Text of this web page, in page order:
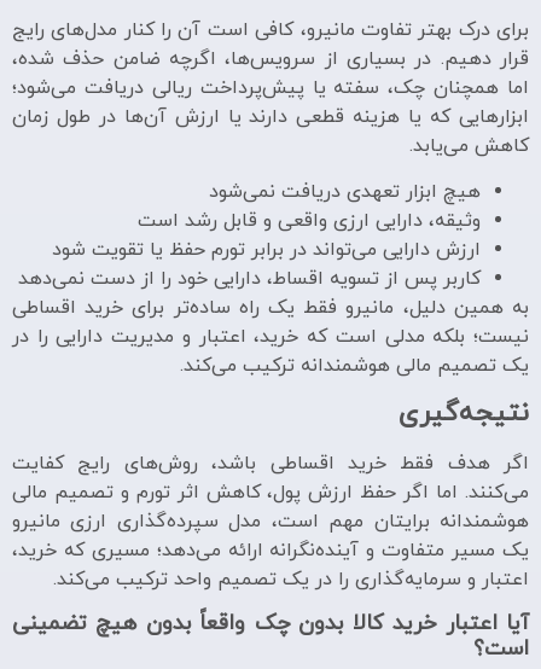
برای درک بهتر تفاوت مانیرو، کافی است آن را کنار مدل‌های رایج
قرار دهیم. در بسیاری از سرویس‌ها، اگرچه ضامن حذف شده،
اما همچنان چک، سفته یا پیش‌پرداخت ریالی دریافت می‌شود؛
ابزارهایی که یا هزینه قطعی دارند یا ارزش آن‌ها در طول زمان
کاهش می‌یابد.
هیچ ابزار تعهدی دریافت نمی‌شود
وثیقه، دارایی ارزی واقعی و قابل رشد است
ارزش دارایی می‌تواند در برابر تورم حفظ یا تقویت شود
کاربر پس از تسویه اقساط، دارایی خود را از دست نمی‌دهد
به همین دلیل، مانیرو فقط یک راه ساده‌تر برای خرید اقساطی
نیست؛ بلکه مدلی است که خرید، اعتبار و مدیریت دارایی را در
یک تصمیم مالی هوشمندانه ترکیب می‌کند.
نتیجه‌گیری
اگر هدف فقط خرید اقساطی باشد، روش‌های رایج کفایت
می‌کنند. اما اگر حفظ ارزش پول، کاهش اثر تورم و تصمیم مالی
هوشمندانه برایتان مهم است، مدل سپرده‌گذاری ارزی مانیرو
یک مسیر متفاوت و آینده‌نگرانه ارائه می‌دهد؛ مسیری که خرید،
اعتبار و سرمایه‌گذاری را در یک تصمیم واحد ترکیب می‌کند.
آیا اعتبار خرید کالا بدون چک واقعاً بدون هیچ تضمینی
است؟